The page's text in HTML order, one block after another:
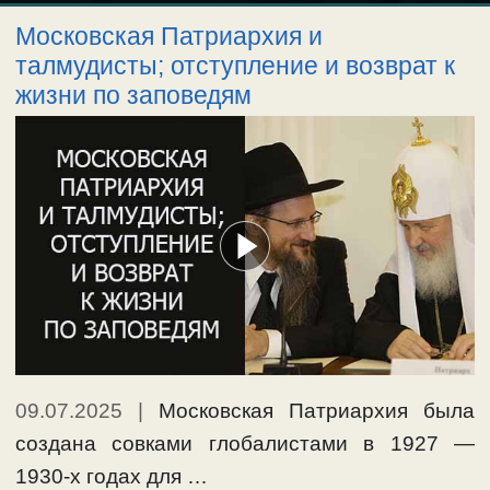
Московская Патриархия и
талмудисты; отступление и возврат к
жизни по заповедям
09.07.2025
Московская Патриархия была
создана совками глобалистами в 1927 —
1930-х годах для …